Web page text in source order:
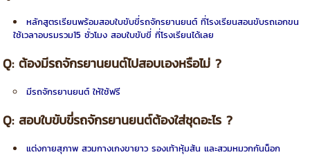
หลักสูตรเรียนพร้อมสอบใบขับขี่รถจักรยานยนต์ ที่โรงเรียนสอนขับรถเอกขน
ใช้เวลาอบรมรวม15 ชั่วโมง สอบใบขับขี่ ที่โรงเรียนได้เลย
Q:ต้องมีรถจักรยานยนต์ไปสอบเองหรือไม่?
มีรถจักรยานยนต์ ให้ใช้ฟรี
Q:สอบใบขับขี่รถจักรยานยนต์ต้องใส่ชุดอะไร?
แต่งกายสุภาพ สวมกางเกงขายาว รองเท้าหุ้มส้นและสวมหมวกกันน็อก